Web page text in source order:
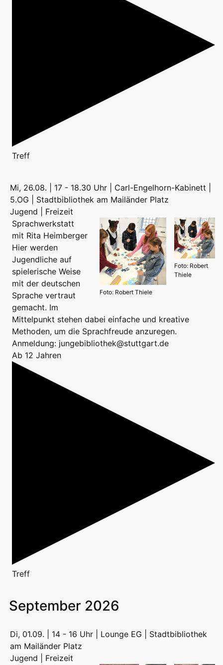
Treff
Mi, 26.08. | 17 - 18.30 Uhr | Carl-Engelhorn-Kabinett |
5.OG | Stadtbibliothek am Mailänder Platz
Jugend | Freizeit
Foto: Robert
Thiele
Foto: Robert Thiele
Sprachwerkstatt
mit Rita Heimberger
Hier werden
Jugendliche auf
spielerische Weise
mit der deutschen
Sprache vertraut
gemacht. Im
Mittelpunkt stehen dabei einfache und kreative
Methoden, um die Sprachfreude anzuregen.
Anmeldung: jungebibliothek@stuttgart.de
Ab 12 Jahren
Treff
September 2026
Di, 01.09. | 14 - 16 Uhr | Lounge EG | Stadtbibliothek
am Mailänder Platz
Jugend | Freizeit